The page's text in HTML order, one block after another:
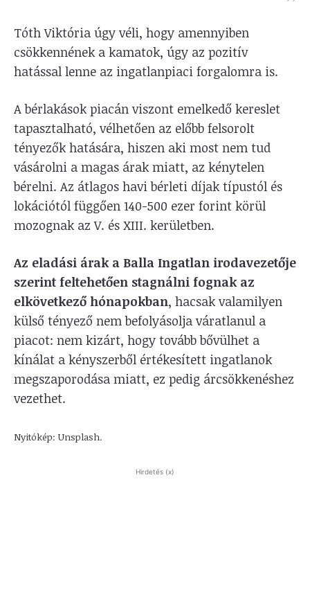
Tóth Viktória úgy véli, hogy amennyiben
csökkennének a kamatok, úgy az pozitív
hatással lenne az ingatlanpiaci forgalomra is.
A bérlakások piacán viszont emelkedő kereslet
tapasztalható, vélhetően az előbb felsorolt
tényezők hatására, hiszen aki most nem tud
vásárolni a magas árak miatt, az kénytelen
bérelni. Az átlagos havi bérleti díjak típustól és
lokációtól függően 140-500 ezer forint körül
mozognak az V. és XIII. kerületben.
Az eladási árak a Balla Ingatlan irodavezetője
szerint feltehetően stagnálni fognak az
elkövetkező hónapokban, hacsak valamilyen
külső tényező nem befolyásolja váratlanul a
piacot: nem kizárt, hogy tovább bővülhet a
kínálat a kényszerből értékesített ingatlanok
megszaporodása miatt, ez pedig árcsökkenéshez
vezethet.
Nyitókép: Unsplash.
Hirdetés (x)